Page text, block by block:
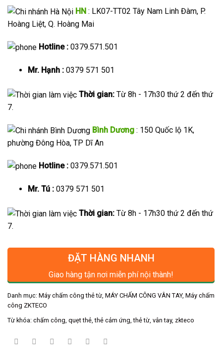
HN : LK07-TT02 Tây Nam Linh Đàm, P.
Hoàng Liệt, Q. Hoàng Mai
Hotline : 0379.571.501
Mr. Hạnh :0379 571 501
Thời gian: Từ 8h - 17h30 thứ 2 đến thứ
7.
Bình Dương : 150 Quốc lộ 1K,
phường Đông Hòa, TP Dĩ An
Hotline : 0379.571.501
Mr. Tú :0379 571 501
Thời gian: Từ 8h - 17h30 thứ 2 đến thứ
7.
ĐẶT HÀNG NHANH
Giao hàng tận nơi miễn phí nội thành!
Danh mục: Máy chấm công thẻ từ, MÁY CHẤM CÔNG VÂN TAY, Máy chấm
công ZKTECO
Từ khóa: chấm công, quẹt thẻ,thẻ cảm ứng,thẻ từ, vân tay, zkteco